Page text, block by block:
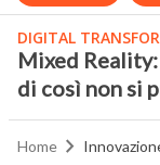
DIGITAL
Mixed
di così non si
Home